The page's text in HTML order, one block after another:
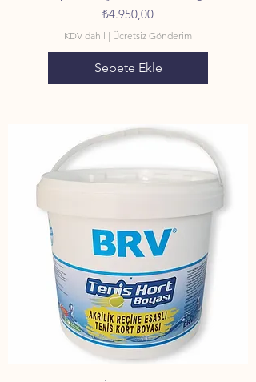
Fiyat
₺4.950,00
KDV dahil | Ücretsiz Gönderim
Sepete Ekle